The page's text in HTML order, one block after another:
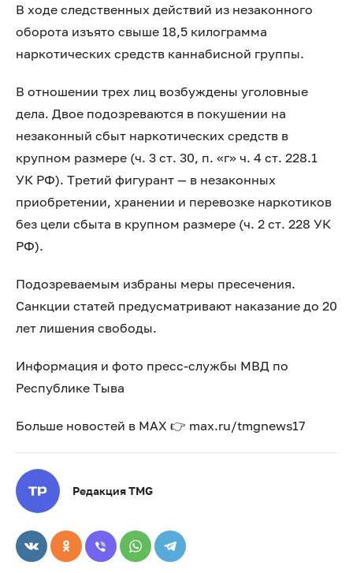
В ходе следственных действий из незаконного
оборота изъято свыше 18,5 килограмма
наркотических средств каннабисной группы.
В отношении трех лиц возбуждены уголовные
дела. Двое подозреваются в покушении на
незаконный сбыт наркотических средств в
крупном размере (ч. 3 ст. 30, п. «г» ч. 4 ст. 228.1
УК РФ). Третий фигурант — в незаконных
приобретении, хранении и перевозке наркотиков
без цели сбыта в крупном размере (ч. 2 ст. 228 УК
РФ).
Подозреваемым избраны меры пресечения.
Санкции статей предусматривают наказание до 20
лет лишения свободы.
Информация и фото пресс-службы МВД по
Республике Тыва
Больше новостей в МАХ 👉 max.ru/tmgnews17
Редакция TMG